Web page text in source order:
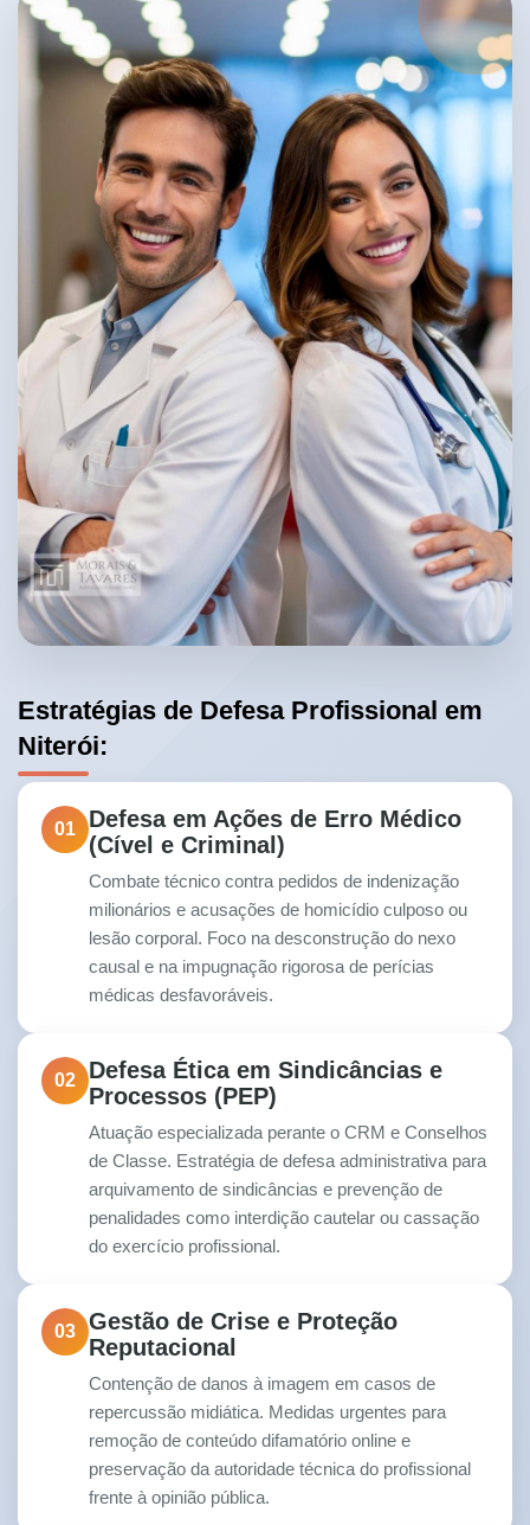
Estratégias de Defesa Profissional em
Niterói:
01
Defesa em Ações de Erro Médico
(Cível e Criminal)
Combate técnico contra pedidos de indenização
milionários e acusações de homicídio culposo ou
lesão corporal. Foco na desconstrução do nexo
causal e na impugnação rigorosa de perícias
médicas desfavoráveis.
02
Defesa Ética em Sindicâncias e
Processos (PEP)
Atuação especializada perante o CRM e Conselhos
de Classe. Estratégia de defesa administrativa para
arquivamento de sindicâncias e prevenção de
penalidades como interdição cautelar ou cassação
do exercício profissional.
03
Gestão de Crise e Proteção
Reputacional
Contenção de danos à imagem em casos de
repercussão midiática. Medidas urgentes para
remoção de conteúdo difamatório online e
preservação da autoridade técnica do profissional
frente à opinião pública.